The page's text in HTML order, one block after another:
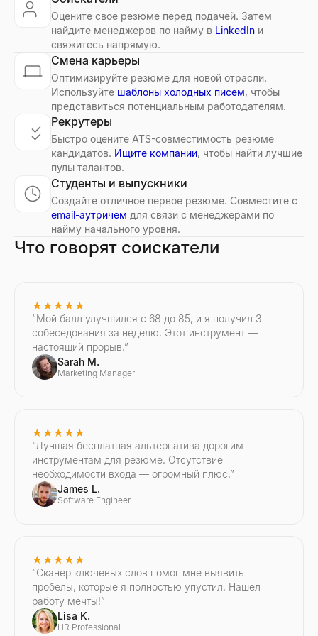
Оцените свое резюме перед подачей. Затем
найдите менеджеров по найму в LinkedIn и
свяжитесь напрямую.
Смена карьеры
Оптимизируйте резюме для новой отрасли.
Используйте шаблоны холодных писем, чтобы
представиться потенциальным работодателям.
Рекрутеры
Быстро оцените ATS-совместимость резюме
кандидатов. Ищите компании, чтобы найти лучшие
пулы талантов.
Студенты и выпускники
Создайте отличное первое резюме. Совместите с
email-аутричем для связи с менеджерами по
найму начального уровня.
Что говорят соискатели
★★★★★
“Мой балл улучшился с 68 до 85, и я получил 3
собеседования за неделю. Этот инструмент —
настоящий прорыв.”
Sarah M.
Marketing Manager
★★★★★
“Лучшая бесплатная альтернатива дорогим
инструментам для резюме. Отсутствие
необходимости входа — огромный плюс.”
James L.
Software Engineer
★★★★★
“Сканер ключевых слов помог мне выявить
пробелы, которые я полностью упустил. Нашёл
работу мечты!”
Lisa K.
HR Professional